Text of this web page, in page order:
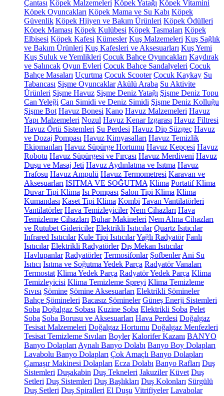
Çantası Köpek Malzemeleri Köpek Yatağı Köpek Vitamini
Köpek Oyuncakları Köpek Mama ve Su Kabı Köpek
Güvenlik Köpek Hijyen ve Bakım Ürünleri Köpek Ödülleri
Köpek Maması Köpek Kulübesi Köpek Tasmaları Köpek
Elbisesi Köpek Kafesi Kümesler Kuş Malzemeleri Kuş Sağlık
ve Bakım Ürünleri Kuş Kafesleri ve Aksesuarları Kuş Yemi
Kuş Suluk ve Yemlikleri Çocuk Bahçe Oyuncakları Kaydırak
ve Salıncak Oyun Evleri Çocuk Bahçe Sandalyeleri Çocuk
Bahçe Masaları Uçurtma Çocuk Scooter Çocuk Kaykay Su
Tabancası Şişme Oyuncaklar Akülü Araba Su Aktivite
Ürünleri Şişme Havuz Şişme Deniz Yatağı Şişme Deniz Topu
Can Yeleği Can Simidi ve Deniz Simidi Şişme Deniz Kolluğu
Şişme Bot Havuz Bonesi Kano Havuz Malzemeleri Havuz
Yapı Malzemeleri Nozul Havuz Kenar Izgarası Havuz Filtresi
Havuz Örtü Sistemleri Su Perdesi Havuz Dip Süzgeç Havuz
ve Dozaj Pompası Havuz Kimyasalları Havuz Temizlik
Ekipmanları Havuz Süpürge Hortumu Havuz Kepçesi Havuz
Robotu Havuz Süpürgesi ve Fırçası Havuz Merdiveni Havuz
Duşu ve Masaj Jeti Havuz Aydınlatma ve Isıtma Havuz
Trafosu Havuz Ampulü Havuz Termometresi Karavan ve
Aksesuarları ISITMA VE SOĞUTMA Klima Portatif Klima
Duvar Tipi Klima Isı Pompası Salon Tipi Klima Klima
Kumandası Kaset Tipi Klima Kombi Tavan Vantilatörleri
Vantilatörler Hava Temizleyiciler Nem Cihazları Hava
Temizleme Cihazları Buhar Makineleri Nem Alma Cihazları
ve Rutubet Gidericiler Elektrikli Isıtıcılar Quartz Isıtıcılar
Infrared Isıtıcılar Kule Tipi IsıtıcılarYağlı Radyatör Fanlı
Isıtıcılar Elektrikli Radyatörler Dış Mekan Isıtıcılar
Havlupanlar Radyatörler Termosifonlar Şofbenler Ani Su
Isıtıcı Isıtma ve Soğutma Yedek Parça Radyatör Vanaları
Termostat Klima Yedek Parça Radyatör Yedek Parça Klima
Temizleyicisi Klima Temizleme Spreyi Klima Temizleme
Sıvısı Şömine Şömine Aksesuarları Elektrikli Şömineler
Bahçe Şömineleri Bacasız Şömineler Güneş Enerji Sistemleri
Soba Doğalgaz Sobası Kuzine Soba Elektrikli Soba Pelet
Soba Soba Borusu ve Aksesuarları Hava Perdesi Doğalgaz
Tesisat Malzemeleri Doğalgaz Hortumu Doğalgaz Menfezleri
Tesisat Temizleme Sıvıları Boyler Kalorifer Kazanı BANYO
Banyo Dolapları Aynalı Banyo Dolabı Banyo Boy Dolapları
Lavabolu Banyo Dolapları Çok Amaçlı Banyo Dolapları
Çamaşır Makinesi Dolapları Ecza Dolabı Banyo Rafları Duş
Sistemleri Duşakabin Duş Tekneleri Jakuziler Küvet Duş
Setleri Duş Sistemleri Duş Başlıkları Duş Kolonları Sürgülü
Duş Setleri Duş Spiralleri El Duşu Vitrifiyeler Lavabolar